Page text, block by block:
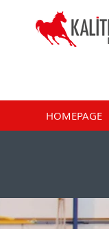
HOMEPAGE